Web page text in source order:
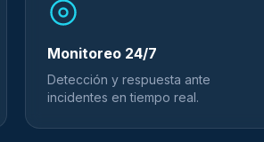
Monitoreo 24/7
Detección y respuesta ante
incidentes en tiempo real.